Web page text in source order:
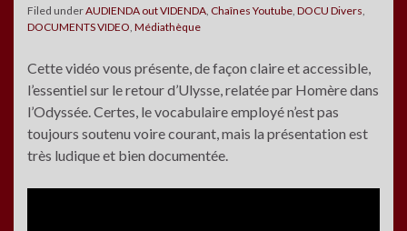
Filed underAUDIENDA out VIDENDA Chaînes Youtube DOCU Divers
DOCUMENTS VIDEO Médiathèque
Cette vidéo vous présente, de façon claire et accessible,
l’essentiel sur le retour d’Ulysse, relatée par Homère dans
l’Odyssée. Certes, le vocabulaire employé n’est pas
toujours soutenu voire courant, mais la présentation est
très ludique et bien documentée.